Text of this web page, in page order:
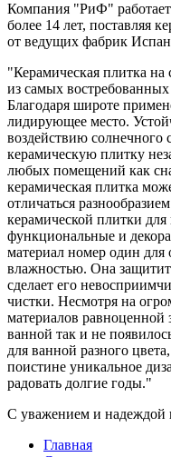
Компания "РиФ"
более 14 лет, поставляя
от ведущих фабрик
"Керамическая плитка
из самых
Благодаря широте
лидирующее место.
воздействию солнечного
керамическую плитку
любых помещений как
керамическая плитка
отличаться
керамической плитки
функциональные и
материал номер один
влажностью. Она
сделает его
чистки. Несмотря на
материалов равноценной
ванной так и не
для ванной разного
поистине уникальное
радовать долгие годы."
С уважением и
Главная